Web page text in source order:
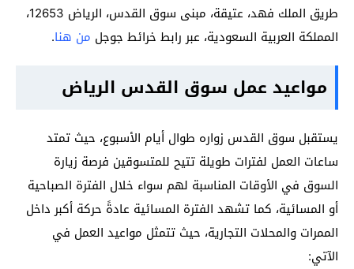
طريق الملك فهد، عتيقة، مبنى سوق القدس، الرياض 12653،
المملكة العربية السعودية، عبر رابط خرائط جوجل من هنا.
مواعيد عمل سوق القدس الرياض
يستقبل سوق القدس زواره طوال أيام الأسبوع، حيث تمتد
ساعات العمل لفترات طويلة تتيح للمتسوقين فرصة زيارة
السوق في الأوقات المناسبة لهم سواء خلال الفترة الصباحية
أو المسائية، كما تشهد الفترة المسائية عادةً حركة أكبر داخل
الممرات والمحلات التجارية، حيث تتمثل مواعيد العمل في
الآتي: